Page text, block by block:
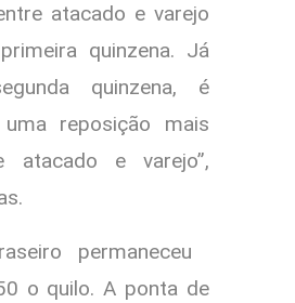
atacado e varejo
quinzena. Já
quinzena, é
uma reposição mais
atacado e varejo”,
permaneceu
o quilo. A ponta de